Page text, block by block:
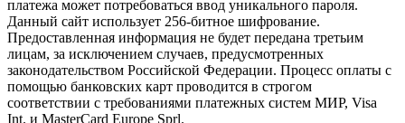
платежа может потребоваться ввод уникального пароля.
Данный сайт использует 256-битное шифрование.
Предоставленная информация не будет передана третьим
лицам, за исключением случаев, предусмотренных
законодательством Российской Федерации. Процесс оплаты с
помощью банковских карт проводится в строгом
соответствии с требованиями платежных систем МИР, Visa
Int. и MasterCard Europe Sprl.